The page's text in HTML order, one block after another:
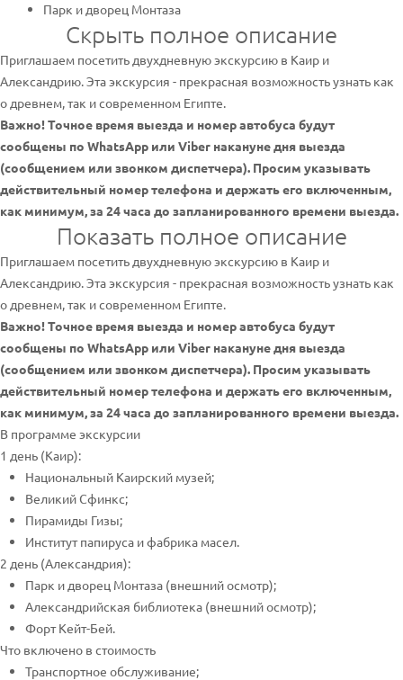
Парк и дворец Монтаза
Скрыть полное описание
Приглашаем посетить двухдневную экскурсию в Каир и
Александрию. Эта экскурсия - прекрасная возможность узнать как
о древнем, так и современном Египте.
Важно! Точное время выезда и номер автобуса будут
сообщены по WhatsApp или Viber накануне дня выезда
(сообщением или звонком диспетчера). Просим указывать
действительный номер телефона и держать его включенным,
как минимум, за 24 часа до запланированного времени выезда.
Показать полное описание
Приглашаем посетить двухдневную экскурсию в Каир и
Александрию. Эта экскурсия - прекрасная возможность узнать как
о древнем, так и современном Египте.
Важно! Точное время выезда и номер автобуса будут
сообщены по WhatsApp или Viber накануне дня выезда
(сообщением или звонком диспетчера). Просим указывать
действительный номер телефона и держать его включенным,
как минимум, за 24 часа до запланированного времени выезда.
В программе экскурсии
1 день (Каир):
Национальный Каирский музей;
Великий Сфинкс;
Пирамиды Гизы;
Институт папируса и фабрика масел.
2 день (Александрия):
Парк и дворец Монтаза (внешний осмотр);
Александрийская библиотека (внешний осмотр);
Форт Кейт-Бей.
Что включено в стоимость
Транспортное обслуживание;